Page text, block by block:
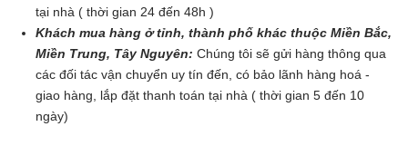
tại nhà ( thời gian 24 đến 48h )
Khách mua hàng ở tỉnh, thành phố khác thuộc Miền Bắc,
Miền Trung, Tây Nguyên: Chúng tôi sẽ gửi hàng thông qua
các đối tác vận chuyển uy tín đến, có bảo lãnh hàng hoá -
giao hàng, lắp đặt thanh toán tại nhà ( thời gian 5 đến 10
ngày)